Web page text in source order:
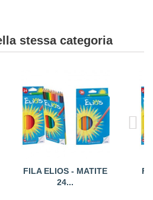
stessa categoria
FILA ELIOS - MATITE
24...